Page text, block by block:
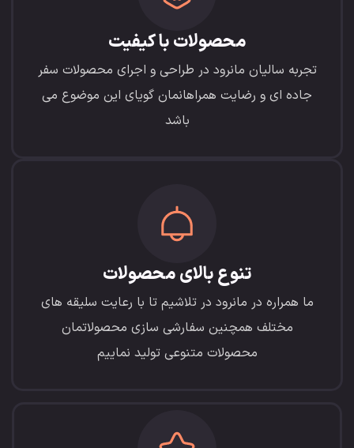
محصولات با کیفیت
تجربه سالیان مانرود در طراحی و اجرای محصولات سفر
جاده ای و رضایت همراهانمان گویای این موضوع می
باشد
تنوع بالای محصولات
ما همراره در مانرود در تلاشیم تا با رعایت سلیقه های
مختلف همچنین سفارشی سازی محصولاتمان
محصولات متنوعی تولید نماییم